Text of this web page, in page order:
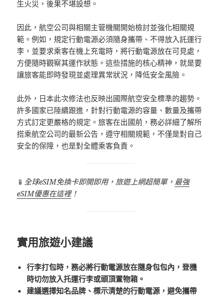
生火災，後果不堪設想。
因此，航空公司與相關主管機關開始檢討並強化相關規
範。例如，規定行動電源必須隨身攜帶、不得放入託運行
李，並要求乘客在機上充電時，將行動電源放在可見處，
方便隨時觀察其運作狀態。這些措施的核心精神，就是要
讓旅客能即時發現並處理異常狀況，降低安全風險。
此外，日本此次修法也反映出國際航空安全標準的趨勢。
許多國家已陸續跟進，針對行動電源的容量、數量及攜帶
方式訂定更嚴格的規定。旅客在出國前，務必詳細了解所
搭乘航空公司的最新公告，遵守相關規範，不僅是對自己
安全的保障，也是對全體乘客負責。
📱 全球eSIM免換卡即開即用，旅遊上網超簡單， 最強
eSIM優惠在這裡！
實用旅遊小建議
行李打包時，務必將行動電源放在隨身包包內，登機
時切勿放入托運行李或頭頂置物箱。
建議選擇知名品牌、標示清楚的行動電源，避免攜帶